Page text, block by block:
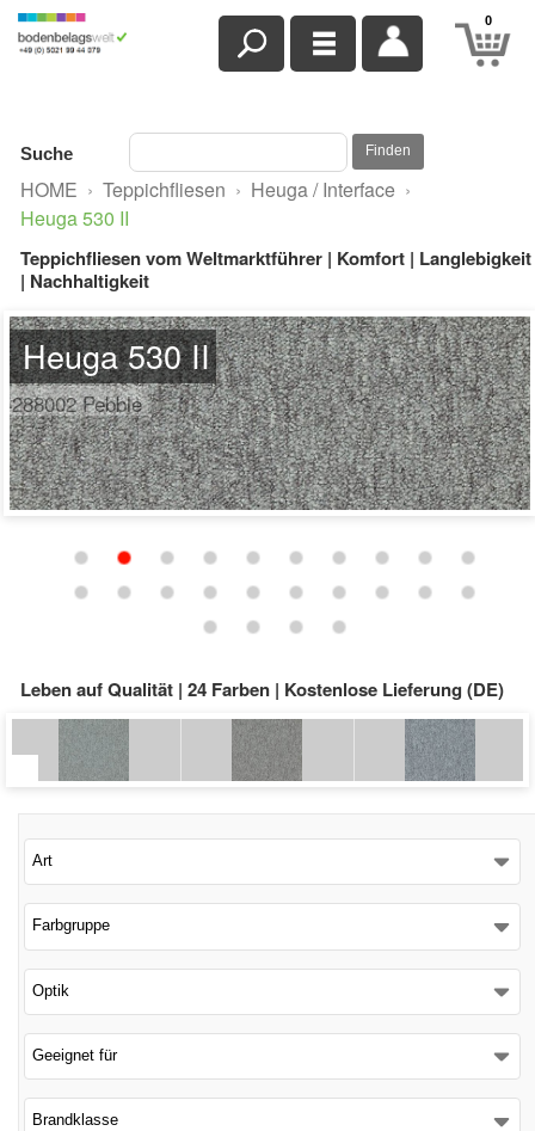
0
Suche Finden
HOME › Teppichfliesen › Heuga / Interface ›
Heuga 530 II
Teppichfliesen vom Weltmarktführer | Komfort | Langlebigkeit
| Nachhaltigkeit
Heuga 530 II
4288002 Pebble
Leben auf Qualität | 24 Farben | Kostenlose Lieferung (DE)
Art
Farbgruppe
Optik
Geeignet für
Brandklasse